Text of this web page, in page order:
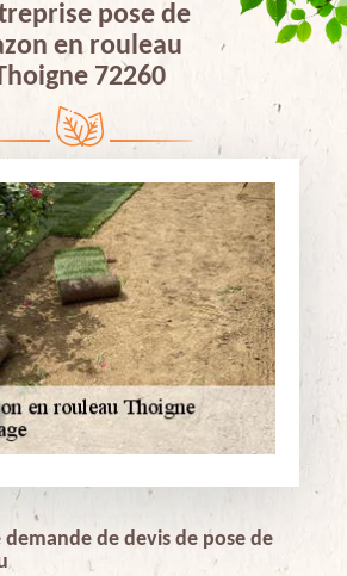
pose de
en rouleau
72260
demande de devis de pose de